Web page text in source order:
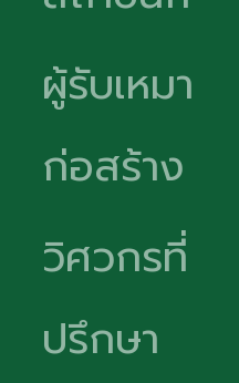
ผู้รับเหมา
ก่อสร้าง
วิศวกรที่
ปรึกษา